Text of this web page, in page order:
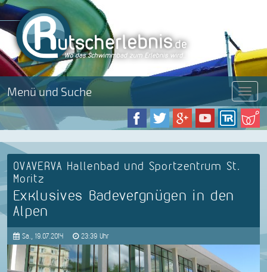
Menü und Suche Menü
OVAVERVA Hallenbad und Sportzentrum St.
Moritz
Exklusives Badevergnügen in den
Alpen
Sa., 19.07.2014 23:39 Uhr